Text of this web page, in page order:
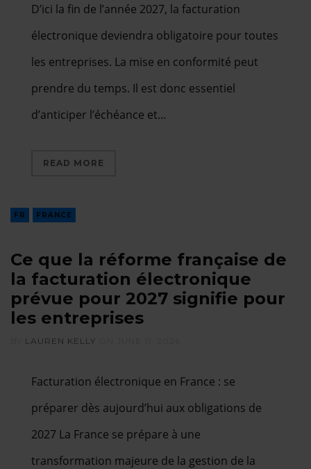
D’ici la fin de l’année 2027, la facturation
électronique deviendra obligatoire pour toutes
les entreprises. La mise en conformité peut
prendre du temps. Il est donc essentiel
d’anticiper l’échéance et…
READ MORE
FR FRANCE
Ce que la réforme française de
la facturation électronique
prévue pour 2027 signifie pour
les entreprises
LAUREN KELLY
Facturation électronique en France : se
préparer dès aujourd’hui aux obligations de
2027 La France se prépare à une
transformation majeure de la gestion de la